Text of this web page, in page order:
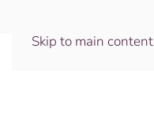
Skip to main content